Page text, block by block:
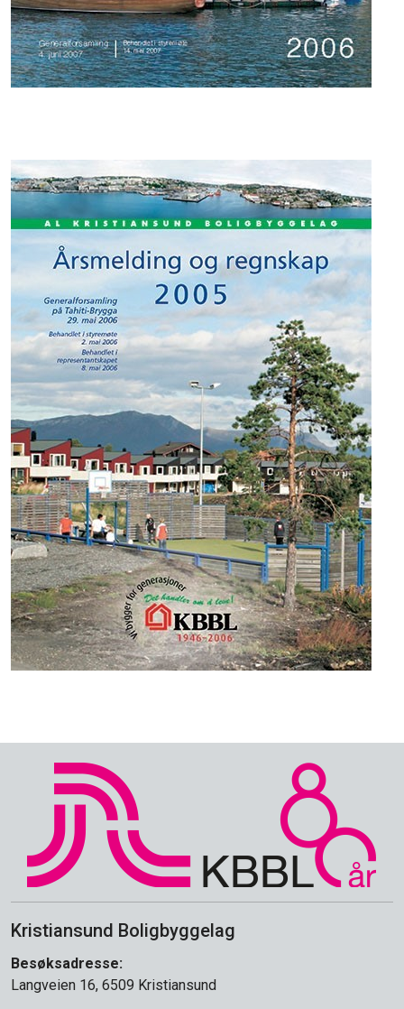
Kristiansund Boligbyggelag
Besøksadresse:
Langveien 16, 6509 Kristiansund